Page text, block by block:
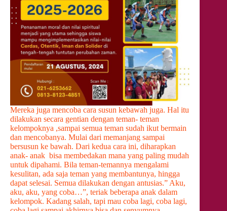
Mereka juga mencoba cara susun kebawah juga. Hal itu
dilakukan secara gentian dengan teman- teman
kelompoknya ,sampai semua teman sudah ikut bermain
dan mencobanya. Mulai dari memanjang sampai
bersusun ke bawah. Dari kedua cara ini, diharapkan
anak- anak bisa membedakan mana yang paling mudah
untuk dipahami. Bila teman-temannya mengalami
kesulitan, ada saja teman yang membantunya, hingga
dapat selesai. Semua dilakukan dengan antusias.” Aku,
aku, aku, yang coba…”, teriak beberapa anak dalam
kelompok. Kadang salah, tapi mau coba lagi, coba lagi,